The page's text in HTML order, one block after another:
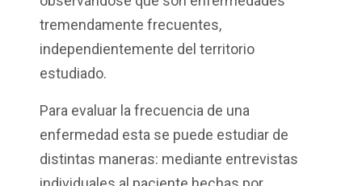
tremendamente frecuentes,
independientemente del territorio
estudiado.
Para evaluar la frecuencia de una
enfermedad esta se puede estudiar de
distintas maneras: mediante entrevistas